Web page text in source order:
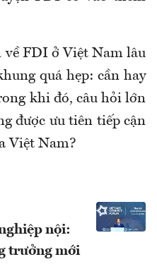
FDI ở Việt Nam lâu
quá hẹp: cần hay
khi đó, câu hỏi lớn
được ưu tiên tiếp cận
Việt Nam?
nội:
trưởng mới